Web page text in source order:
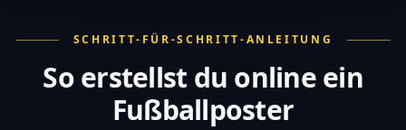
SCHRITT-FÜR-SCHRITT-ANLEITUNG
So erstellst du online ein
Fußballposter